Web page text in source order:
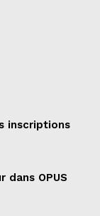
inscriptions
dans OPUS